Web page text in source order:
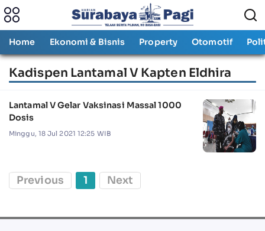
Home Ekonomi & Bisnis Property Otomotif
Kadispen Lantamal V Kapten Eldhira
Lantamal V Gelar Vaksinasi Massal 1000
Dosis
Minggu, 18 Jul 2021 12:25 WIB
Previous 1 Next